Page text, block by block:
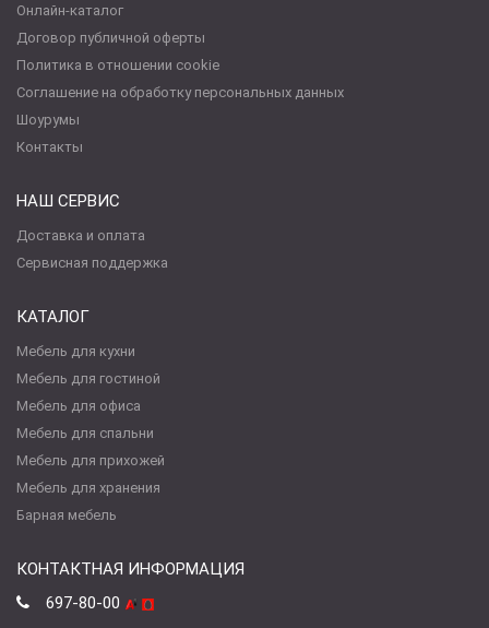
Онлайн-каталог
Договор публичной оферты
Политика в отношении cookie
Соглашение на обработку персональных данных
Шоурумы
Контакты
НАШ СЕРВИС
Доставка и оплата
Сервисная поддержка
КАТАЛОГ
Мебель для кухни
Мебель для гостиной
Мебель для офиса
Мебель для спальни
Мебель для прихожей
Мебель для хранения
Барная мебель
КОНТАКТНАЯ ИНФОРМАЦИЯ
697-80-00